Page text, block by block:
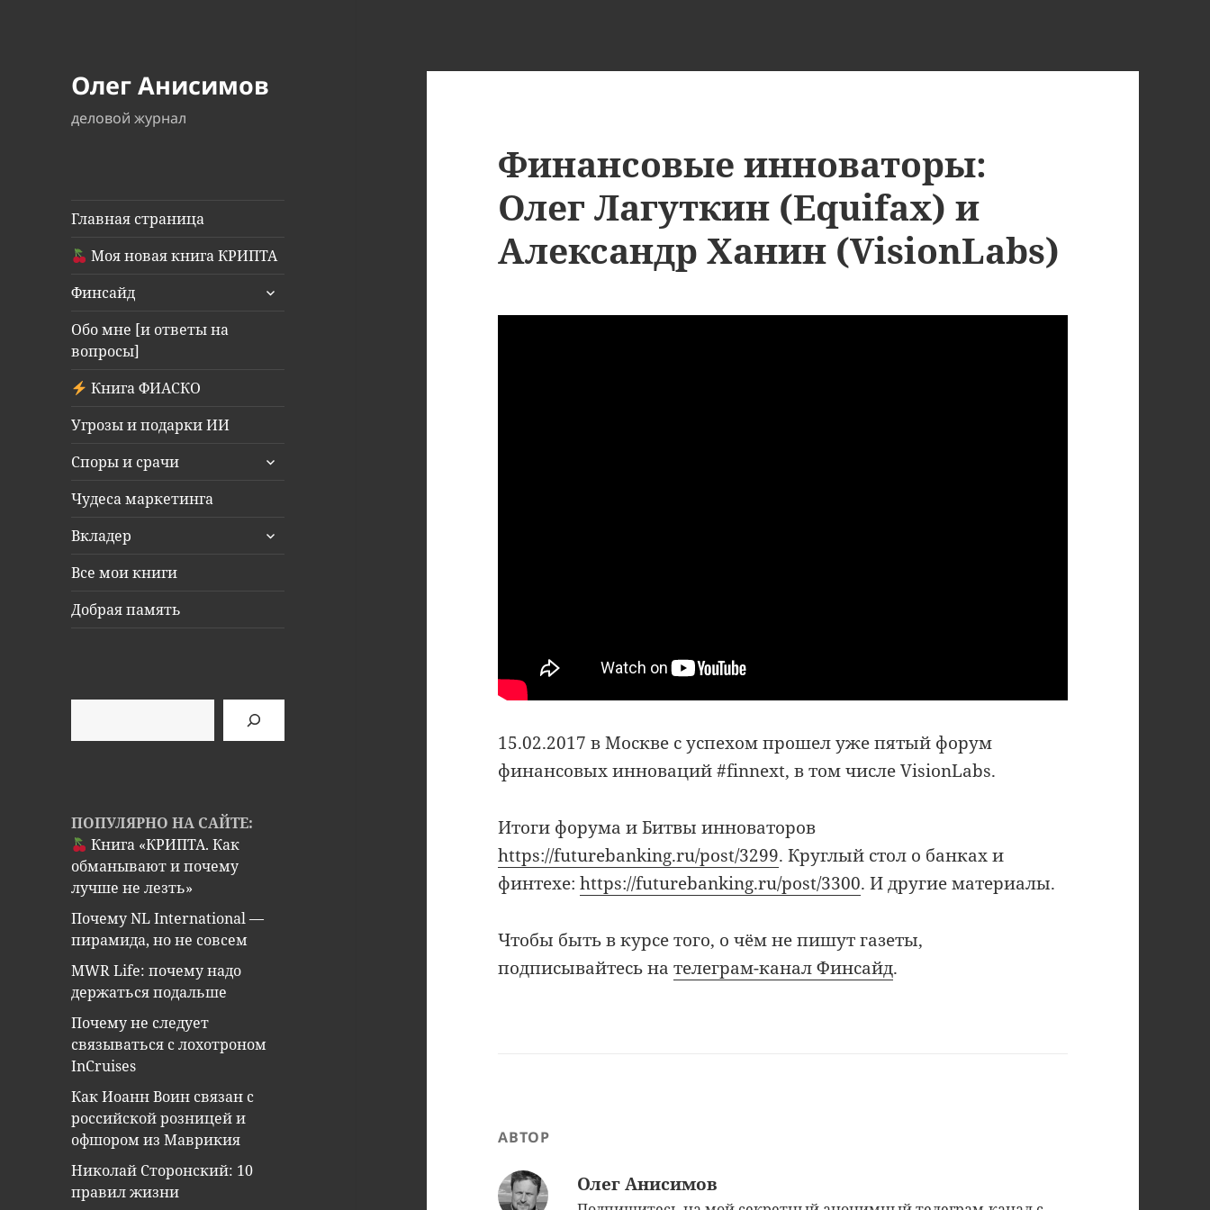
Олег Анисимов
деловой журнал
Главная страница
Моя новая книга КРИПТА
Финсайд
раскрыть
Обо мне [и ответы на
вопросы]
Книга ФИАСКО
Угрозы и подарки ИИ
Споры и срачи
раскрыть
Чудеса маркетинга
Вкладер
раскрыть
Все мои книги
Добрая память
ПОПУЛЯРНО НА САЙТЕ:
Книга «КРИПТА. Как
обманывают и почему
лучше не лезть»
Почему NL International —
пирамида, но не совсем
MWR Life: почему надо
держаться подальше
Почему не следует
связываться с лохотроном
InCruises
Как Иоанн Воин связан с
российской розницей и
офшором из Маврикия
Николай Сторонский: 10
правил жизни
Финансовые инноваторы:
Олег Лагуткин (Equifax) и
Александр Ханин (VisionLabs)
15.02.2017 в Москве с успехом прошел уже пятый форум
финансовых инноваций #finnext, в том числе VisionLabs.
Итоги форума и Битвы инноваторов
https://futurebanking.ru/post/3299. Круглый стол о банках и
финтехе:https://futurebanking.ru/post/3300. И другие материалы.
Чтобы быть в курсе того, о чём не пишут газеты,
подписывайтесь нателеграм-канал Финсайд.
АВТОР
Олег Анисимов